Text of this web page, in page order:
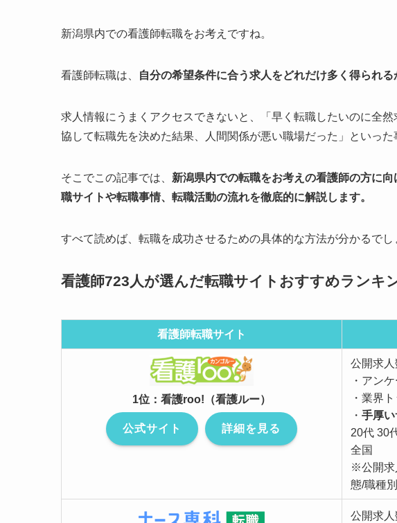
新潟県内での看護師転職をお考えですね。
看護師転職は、 自分の希望条件に合う求人をどれだけ多く得られる
求人情報にうまくアクセスできないと、「早く転職したいのに全
協して転職先を決めた結果、人間関係が悪い職場だった」といった
そこでこの記事では、 新潟県内での転職をお考えの看護師の方に
職サイトや転職事情、転職活動の流れを徹底的に解説します。
すべて読めば、転職を成功させるための具体的な方法が分かるでし
看護師723人が選んだ転職サイトおすすめランキ
看護師転職サイト
1位：看護roo!（看護ルー）
公式サイト 詳細を見る
公開求人
・アン
・業界
・ 手厚い
20代 30
全国
※公開求
態/職種
公開求